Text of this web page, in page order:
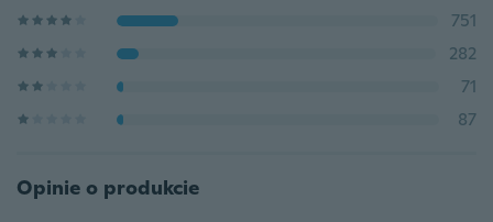
751
282
71
87
Opinie o produkcie